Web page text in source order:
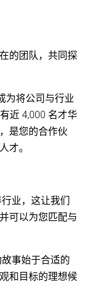
的团队，共同探
为将公司与行业
近 4,000 名才华
是您的合作伙
才。
业，这让我们
可以为您匹配与
事始于合适的
和目标的理想候